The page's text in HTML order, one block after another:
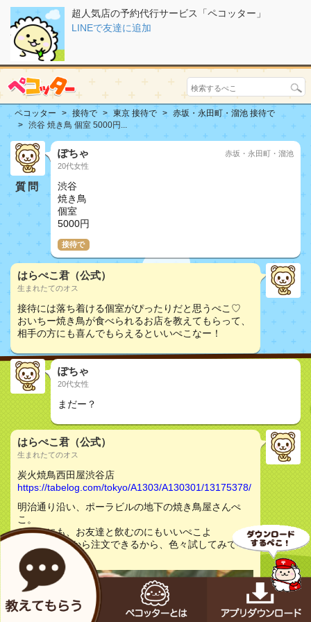
超人気店の予約代行サービス「ペコッター」
LINEで友達に追加
ペコッター 接待で 東京 接待で
赤坂・永田町・溜池 接待で
渋谷 焼き鳥 個室 5000円...
質問
ぽちゃ
20代女性
赤坂・永田町・溜池
渋谷
焼き鳥
個室
5000円
接待で
はらぺこ君（公式）
生まれたてのオス
接待には落ち着ける個室がぴったりだと思うぺこ♡
おいちー焼き鳥が食べられるお店を教えてもらって、
相手の方にも喜んでもらえるといいぺこなー！
ぽちゃ
20代女性
まだー？
はらぺこ君（公式）
生まれたてのオス
炭火焼鳥西田屋渋谷店
https://tabelog.com/tokyo/A1303/A130301/13175378/
明治通り沿い、ポーラビルの地下の焼き鳥屋さんぺ
こ。
デートにも、お友達と飲むのにもいいぺこよ
焼き鳥を1本から注文できるから、色々試してみてぺ
こなー